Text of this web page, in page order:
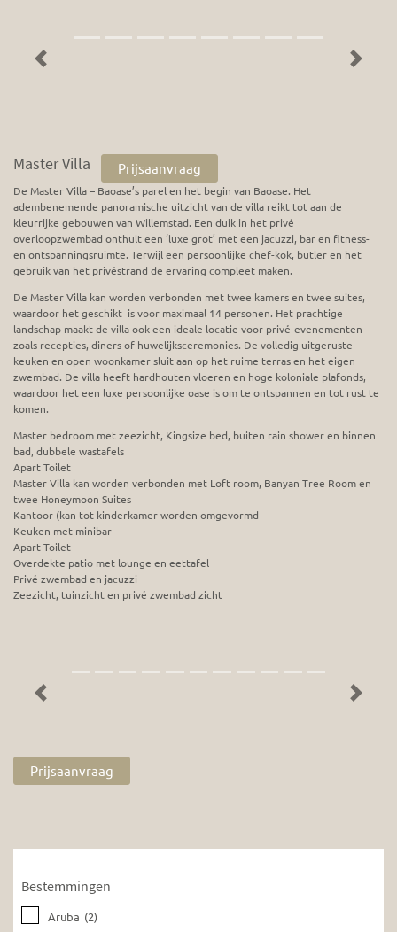
Bestemmingen
Aruba (2)
Previous Next
Master Villa Prijsaanvraag
De Master Villa – Baoase’s parel en het begin van Baoase. Het
adembenemende panoramische uitzicht van de villa reikt tot aan de
kleurrijke gebouwen van Willemstad. Een duik in het privé
overloopzwembad onthult een ‘luxe grot’ met een jacuzzi, bar en fitness-
en ontspanningsruimte. Terwijl een persoonlijke chef-kok, butler en het
gebruik van het privéstrand de ervaring compleet maken.
De Master Villa kan worden verbonden met twee kamers en twee suites,
waardoor het geschikt is voor maximaal 14 personen. Het prachtige
landschap maakt de villa ook een ideale locatie voor privé-evenementen
zoals recepties, diners of huwelijksceremonies. De volledig uitgeruste
keuken en open woonkamer sluit aan op het ruime terras en het eigen
zwembad. De villa heeft hardhouten vloeren en hoge koloniale plafonds,
waardoor het een luxe persoonlijke oase is om te ontspannen en tot rust te
komen.
Master bedroom met zeezicht, Kingsize bed, buiten rain shower en binnen
bad, dubbele wastafels
Apart Toilet
Master Villa kan worden verbonden met Loft room, Banyan Tree Room en
twee Honeymoon Suites
Kantoor (kan tot kinderkamer worden omgevormd
Keuken met minibar
Apart Toilet
Overdekte patio met lounge en eettafel
Privé zwembad en jacuzzi
Zeezicht, tuinzicht en privé zwembad zicht
Previous Next
Prijsaanvraag